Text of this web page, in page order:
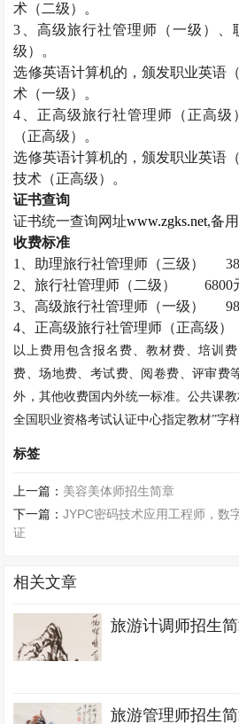
术（二级）。
3 、高级旅行社管理师（一级）
级）。
选修英语计算机的，颁发职业英语
术（一级）。
4 、正高级旅行社管理师（正高
（正高级）。
选修英语计算机的，颁发职业英语
技术（正高级）。
证书查询
证书统一查询网址www.zgks.net,备
收费标准
1
、助理旅行社管理师（三级）
2 、旅行社管理师（二级） 6800
3 、高级旅行社管理师（一级）
4 、正高级旅行社管理师（正高级）
以上费用包含报名费、教材费、培训
费、场地费、考试费、阅卷费、评审费
外，其他收费国内外统一标准。公共课
全国职业资格考试认证中心指定教材”字
标签
上一篇： 美容美体师招生简章
下一篇：JYPC密码技术应用工程师，数
证
相关文章
旅游计调师招生
旅游管理师招生